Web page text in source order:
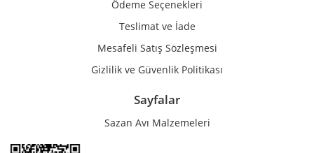
Ödeme Seçenekleri
Teslimat ve İade
Mesafeli Satış Sözleşmesi
Gizlilik ve Güvenlik Politikası
Sayfalar
Sazan Avı Malzemeleri